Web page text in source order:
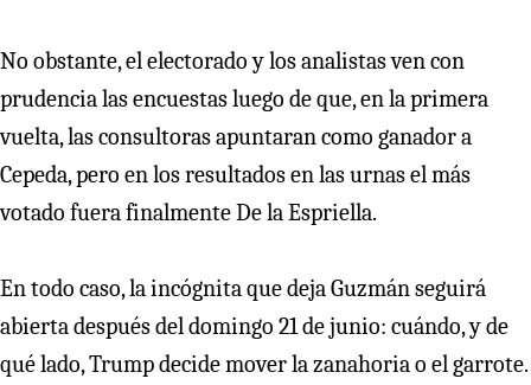
No obstante, el electorado y los analistas ven con
prudencia las encuestas luego de que, en la primera
vuelta, las consultoras apuntaran como ganador a
Cepeda, pero en los resultados en las urnas el más
votado fuera finalmente De la Espriella.
En todo caso, la incógnita que deja Guzmán seguirá
abierta después del domingo 21 de junio: cuándo, y de
qué lado, Trump decide mover la zanahoria o el garrote.